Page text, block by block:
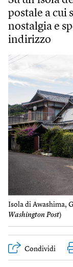
postale a cui
nostalgia e
indirizzo
Isola di Awashima,
Washington Post)
Condividi